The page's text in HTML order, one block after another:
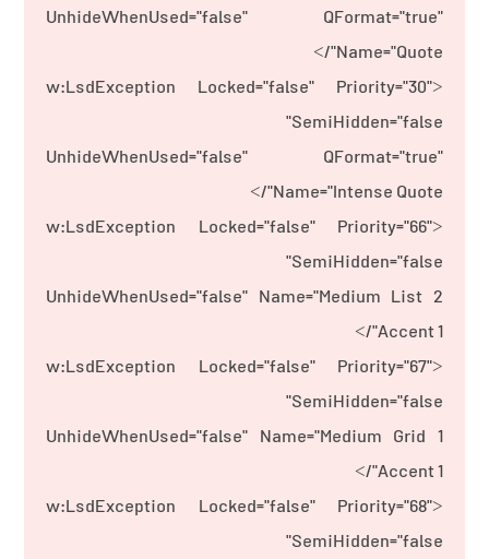
UnhideWhenUsed="false" QFormat="true"
Name="Quote"/>
<w:LsdException Locked="false" Priority="30"
SemiHidden="false"
UnhideWhenUsed="false" QFormat="true"
Name="Intense Quote"/>
<w:LsdException Locked="false" Priority="66"
SemiHidden="false"
UnhideWhenUsed="false" Name="Medium List 2
Accent 1"/>
<w:LsdException Locked="false" Priority="67"
SemiHidden="false"
UnhideWhenUsed="false" Name="Medium Grid 1
Accent 1"/>
<w:LsdException Locked="false" Priority="68"
SemiHidden="false"